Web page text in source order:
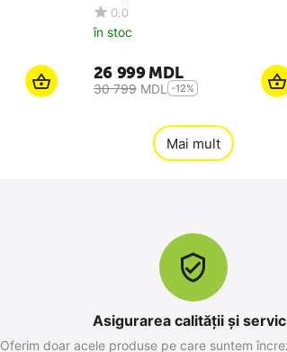
0.0
în stoc
26 999MDL
30 799 MDL -12%
Mai mult
Asigurarea calității și
Oferim doar acele produse pe care suntem